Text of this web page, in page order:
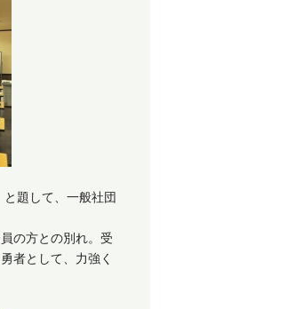
題して、一般社団
の方との別れ。受
者として、力強く